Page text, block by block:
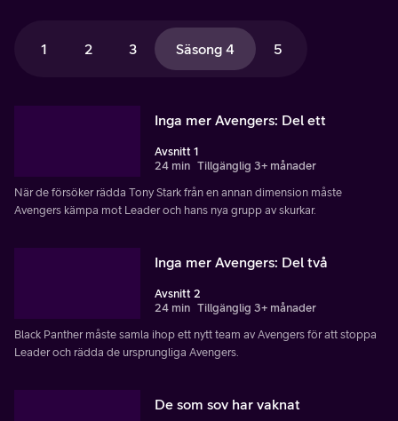
1 2 3 Säsong 4 5
Inga mer Avengers: Del ett
Avsnitt 1
24 min Tillgänglig 3+ månader
När de försöker rädda Tony Stark från en annan dimension måste
Avengers kämpa mot Leader och hans nya grupp av skurkar.
Inga mer Avengers: Del två
Avsnitt 2
24 min Tillgänglig 3+ månader
Black Panther måste samla ihop ett nytt team av Avengers för att stoppa
Leader och rädda de ursprungliga Avengers.
De som sov har vaknat